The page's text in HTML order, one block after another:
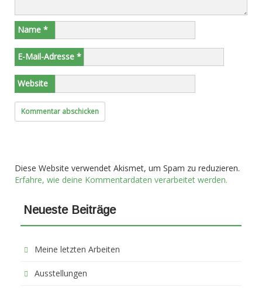
Name *
E-Mail-Adresse *
Website
Diese Website verwendet Akismet, um Spam zu reduzieren.
Erfahre, wie deine Kommentardaten verarbeitet werden.
Neueste Beiträge
Meine letzten Arbeiten
Ausstellungen